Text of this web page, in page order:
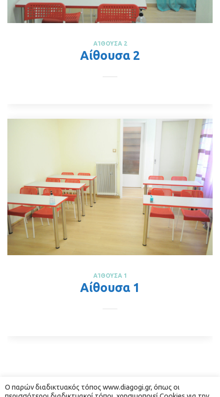
ΑΊΘΟΥΣΑ 2
Αίθουσα 2
ΑΊΘΟΥΣΑ 1
Αίθουσα 1
1
Ο παρών διαδικτυακός τόπος www.diagogi.gr, όπως οι